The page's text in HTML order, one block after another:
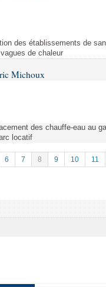
des établissements de
de chaleur
Michoux
des chauffe-eau au
locatif
6 7 8 9 10 11